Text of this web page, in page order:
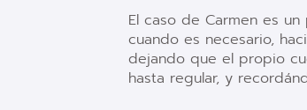
El caso de Carmen es
cuando es necesario,
dejando que el propio
hasta regular, y